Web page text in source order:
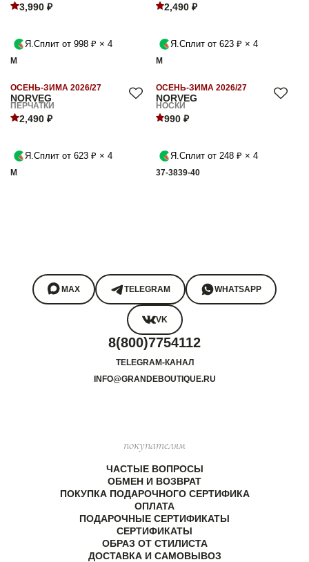
3,990 ₽
Я.Сплит от 998 ₽ × 4
M
2,490 ₽
Я.Сплит от 623 ₽ × 4
M
NORVEG
ОСЕНЬ-ЗИМА 2026/27
ПЕРЧАТКИ
2,490 ₽
Я.Сплит от 623 ₽ × 4
M
NORVEG
ОСЕНЬ-ЗИМА 2026/27
НОСКИ
990 ₽
Я.Сплит от 248 ₽ × 4
37-3839-40
MAX TELEGRAM WHATSAPP
VK
8(800)7754112
TELEGRAM-КАНАЛ
INFO@GRANDEBOUTIQUE.RU
покупателям
ЧАСТЫЕ ВОПРОСЫ
ОБМЕН И ВОЗВРАТ
ПОКУПКА ПОДАРОЧНОГО СЕРТИФИКА
ОПЛАТА
ПОДАРОЧНЫЕ СЕРТИФИКАТЫ
СЕРТИФИКАТЫ
ОБРАЗ ОТ СТИЛИСТА
ДОСТАВКА И САМОВЫВОЗ